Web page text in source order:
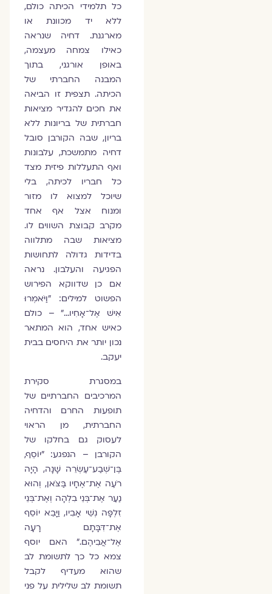
כל תלמידי הכיתה כולם,
ללא יד מכוונת או
מארגנת. דחיה שנראה
כאילו צמחה מעצמה,
באופן אורגני, בתוך
המבנה החברתי של
הכיתה. תצפית זו הביאה
את חכים להגדיר מציאות
חברתית של בריונות ללא
בריון, שבה הקורבן סובל
דחיה מתמשכת, עלבונות
ואף התעללות פיזית מצד
כל חבריו לכיתה, בלי
שיוכל למצוא לו מזור
ומנוח אצל אף אחד
מקרב קבוצת השווים לו.
מציאות שבה מתלווה
בדידות גדולה לתחושות
הפגיעה והעלבון. נראה
אם כן שדווקא הפירוש
הפשוט למילים: "וַיֹּאמְרוּ
אִישׁ אֶל־אָחִיו…" – כולם
כאיש אחד, הוא המתאר
נכון יותר את היחסים בבית
יעקב.
במסגרת סקירת
המרכיבים החברתיים של
תופעות החרם והדחיה
החברתית, מן הראוי
לעסוק גם בחלקו של
הקורבן – הנפגע: "יוֹסֵף,
בֶּן־שְׁבַע־עֶשְׂרֵה שָׁנָה, הָיָה
רֹעֶה אֶת־אֶחָיו בַּצֹּאן, וְהוּא
נַעַר אֶת־בְּנֵי בִלְהָה וְאֶת־בְּנֵי
זִלְפָּה נְשֵׁי אָבִיו, וַיָּבֵא יוֹסֵף
אֶת־דִּבָּתָם רָעָה
אֶל־אֲבִיהֶם." האם יוסף
צמא כל כך לתשומת לב
שהוא מעדיף לקבל
תשומת לב שלילית על פני